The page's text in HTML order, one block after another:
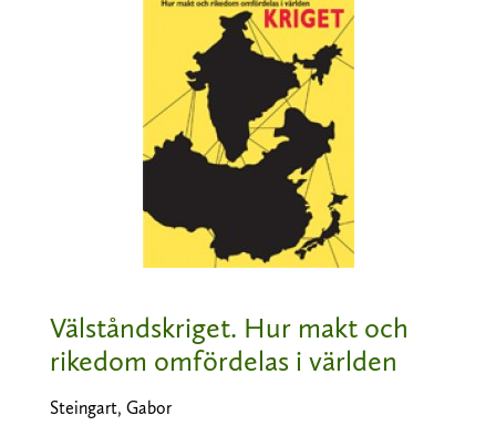
Välståndskriget. Hur makt och
rikedom omfördelas i världen
Steingart, Gabor